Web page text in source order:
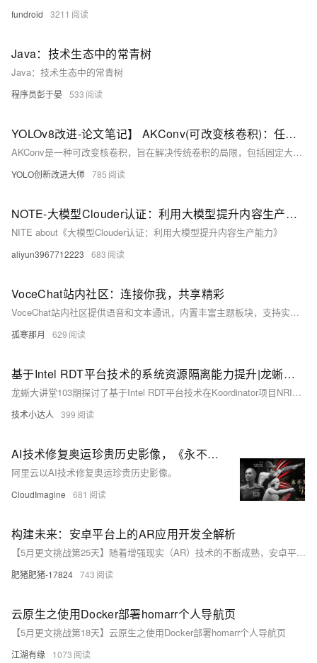
fundroid 3211
Java：技术生态中的常青树
Java：技术生态中的常青树
程序员彭于晏 533
YOLOv8改进-论文笔记】 AKConv(可改变核卷积)：任意数量的参数和任意采样形状的即插即用的卷积
AKConv是一种可改变核卷积，旨在解决传统卷积的局限，包括固定大小的卷积窗口和卷积核尺寸。AKConv提供灵活的卷积核参数和采样形状，适应不同尺度特征。其创新点包括：1）支持任意大小和形状的卷积核；2）使用新算法确定初始采样位置；3）应用动态偏移调整采样位置；4）优化模型参数和计算效率。AKConv已应用于YOLOv8，提高网络性能。相关代码可在<https://github.com/CV-ZhangXin/AKConv>找到。
YOLO创新改进大师 785
NOTE-大模型Clouder认证：利用大模型提升内容生产能力
NITE about《大模型Clouder认证：利用大模型提升内容生产能力》
aliyun3967712223 683
VoceChat站内社区：连接你我，共享精彩
VoceChat站内社区提供语音和文本通讯，内置丰富主题板块，支持实时互动、群组聊天和个人化设置，保障数据安全。用户可在此分享、讨论、组织活动，结交全球好友，构建开放包容的交流空间。官方部署教程：&lt;https://doc.voce.chat/zh-cn/install/docker&gt;，推荐使用阿里云服务器部署。
孤寒那月 629
基于Intel RDT平台技术的系统资源隔离能力提升|龙蜥大讲堂103期
龙蜥大讲堂103期探讨了基于Intel RDT平台技术在Koordinator项目NRI模式中提升系统资源隔离能力。课程分为三部分：1) NRI与Koordinator，介绍NRI框架及其应用；2) RDT与Koordinator，讲解RDT技术如何优化资源分配，提高集群效率；3) RDT技术发展，展望未来RDT技术的演进方向及在Koordinator中的集成进展。
技术小达人 399
AI技术修复奥运珍贵历史影像，《永不失色的她》再现百年奥运女性光彩
阿里云以AI技术修复奥运珍贵历史影像。
CloudImagine 681
构建未来：安卓平台上的AR应用开发全解析
【5月更文挑战第25天】随着增强现实（AR）技术的不断成熟，安卓平台上的AR应用开发正吸引着越来越多的关注。本文深入剖析了在安卓系统上开发AR应用的核心技术和流程，探讨了ARCore SDK的使用、3D渲染技术、用户交互设计以及性能优化等关键要素。通过实例演示和代码分析，揭示了创建高效、沉浸式AR体验的策略和最佳实践，为开发者提供指引，同时对未来AR应用的发展趋势做出展望。
肥猪肥猪-17824 743
云原生之使用Docker部署homarr个人导航页
【5月更文挑战第18天】云原生之使用Docker部署homarr个人导航页
江湖有缘 1073